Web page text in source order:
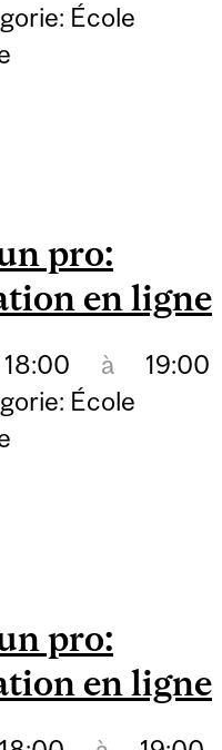
École
LIGNE
pro:
en ligne
18:00 à
19:00
École
LIGNE
pro:
en ligne